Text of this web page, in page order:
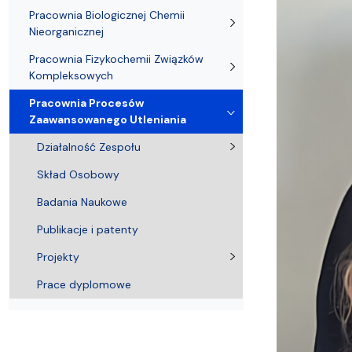
Pracownia Biologicznej Chemii
Nieorganicznej
Pracownia Fizykochemii Związków
Kompleksowych
Pracownia Procesów
Zaawansowanego Utleniania
Działalność Zespołu
Skład Osobowy
Badania Naukowe
Publikacje i patenty
Projekty
Prace dyplomowe